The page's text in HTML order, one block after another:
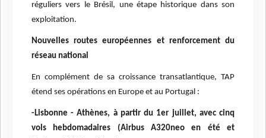
réguliers vers le Brésil, une étape historique dans son
exploitation.
Nouvelles routes européennes et renforcement du
réseau national
En complément de sa croissance transatlantique, TAP
étend ses opérations en Europe et au Portugal :
-Lisbonne - Athènes, à partir du 1er juillet, avec cinq
vols hebdomadaires (Airbus A320neo en été et